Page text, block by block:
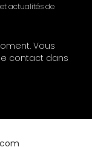
actualités de
Vous
contact dans